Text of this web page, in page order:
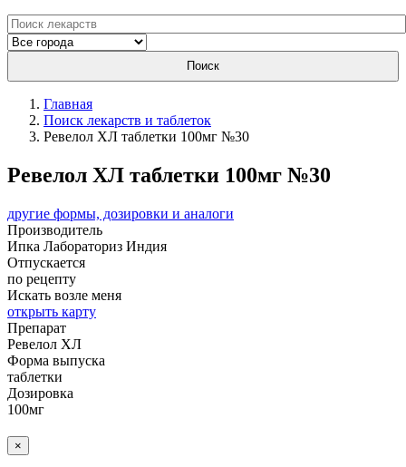
Поиск
Главная
Поиск лекарств и таблеток
Ревелол ХЛ таблетки 100мг №30
Ревелол ХЛ таблетки 100мг №30
другие формы, дозировки и аналоги
Производитель
Ипка Лабораториз Индия
Отпускается
по рецепту
Искать возле меня
открыть карту
Препарат
Ревелол ХЛ
Форма выпуска
таблетки
Дозировка
100мг
×